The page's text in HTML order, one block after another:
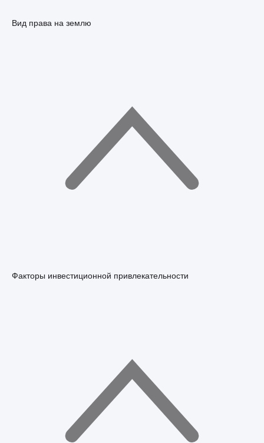
Вид права на землю
Факторы инвестиционной привлекательности